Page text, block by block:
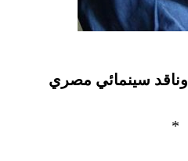
سينمائي مصري
*